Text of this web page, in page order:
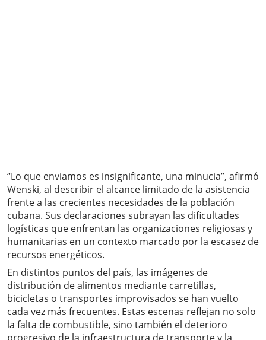
“Lo que enviamos es insignificante, una minucia”, afirmó
Wenski, al describir el alcance limitado de la asistencia
frente a las crecientes necesidades de la población
cubana. Sus declaraciones subrayan las dificultades
logísticas que enfrentan las organizaciones religiosas y
humanitarias en un contexto marcado por la escasez de
recursos energéticos.
En distintos puntos del país, las imágenes de
distribución de alimentos mediante carretillas,
bicicletas o transportes improvisados se han vuelto
cada vez más frecuentes. Estas escenas reflejan no solo
la falta de combustible, sino también el deterioro